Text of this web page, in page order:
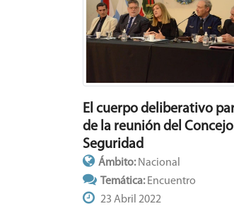
El cuerpo deliberativo
de la reunión del
Seguridad
Ámbito: Nacional
Temática: Encuentro
23 Abril 2022